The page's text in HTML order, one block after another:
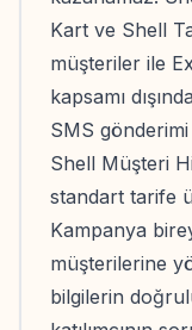
Kart ve Shell
müşteriler ile
kapsamı
SMS
Shell Müşteri
standart tarife
Kampanya
müşterilerine
bilgilerin